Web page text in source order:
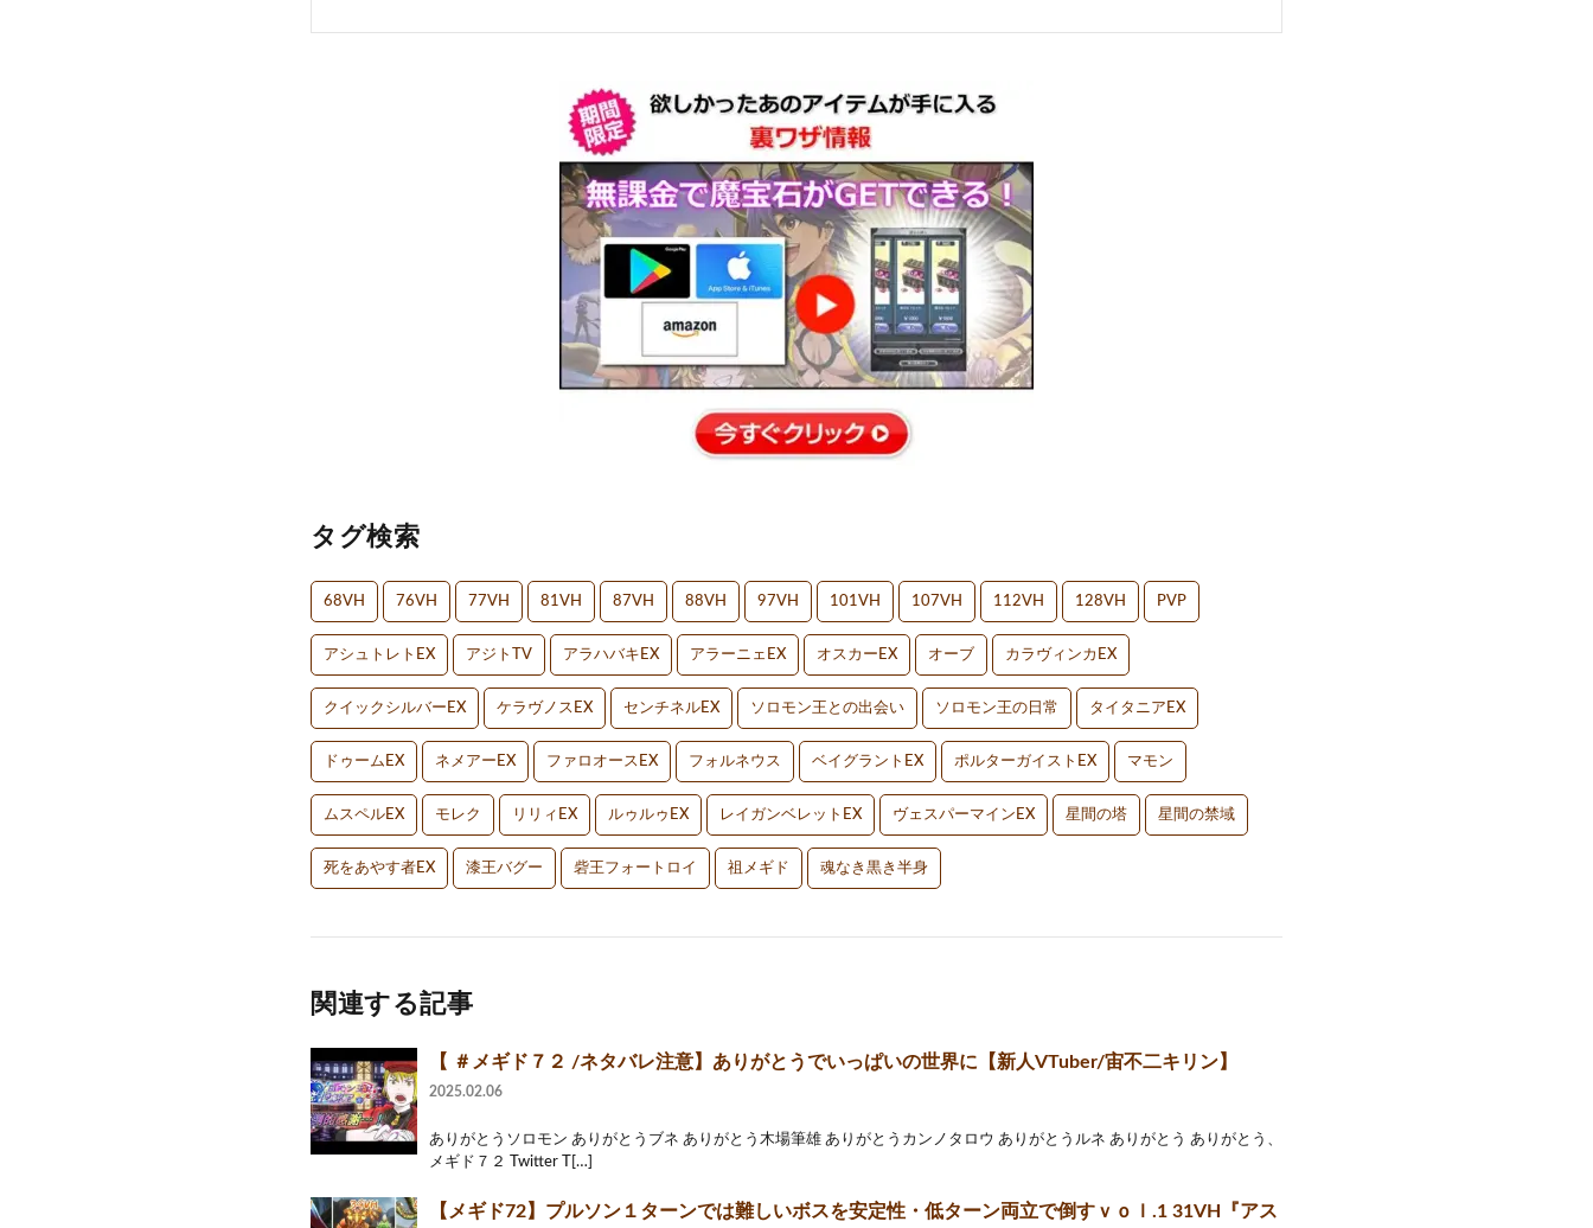
タグ検索
68VH 76VH 77VH 81VH 87VH 88VH 97VH 101VH 107VH 112VH 128VH PVP
アシュトレトEX アジトTV アラハバキEX アラーニェEX オスカーEX オーブ カラヴィンカEX
クイックシルバーEX ケラヴノスEX センチネルEX ソロモン王との出会い ソロモン王の日常 タイタニアEX
ドゥームEX ネメアーEX ファロオースEX フォルネウス ベイグラントEX ポルターガイストEX マモン
ムスペルEX モレク リリィEX ルゥルゥEX レイガンベレットEX ヴェスパーマインEX 星間の塔 星間の禁域
死をあやす者EX 漆王バグー 砦王フォートロイ 祖メギド 魂なき黒き半身
関連する記事
【 ＃メギド７２ /ネタバレ注意】ありがとうでいっぱいの世界に【新人VTuber/宙不二キリン】
2025.02.06
ありがとうソロモン ありがとうブネ ありがとう木場筆雄 ありがとうカンノタロウ ありがとうルネ ありがとう ありがとう、
メギド７２ Twitter T[…]
【メギド72】プルソン１ターンでは難しいボスを安定性・低ターン両立で倒すｖｏｌ.1 31VH『アス